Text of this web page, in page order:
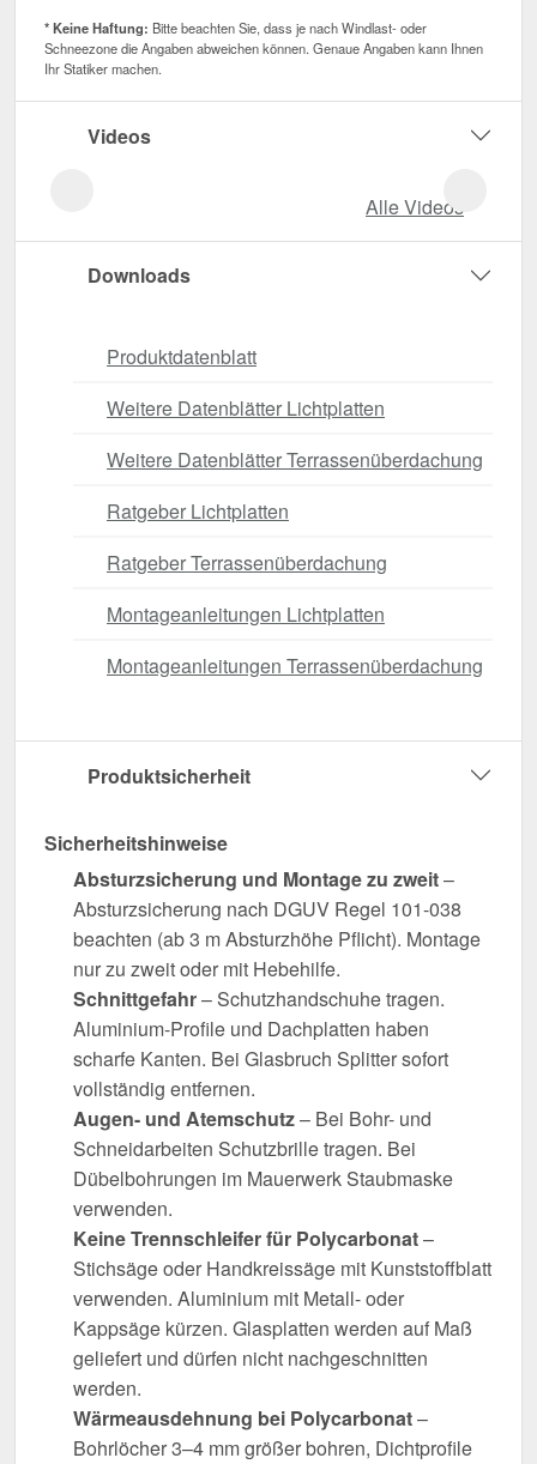
* Keine Haftung: Bitte beachten Sie, dass je nach Windlast- oder
Schneezone die Angaben abweichen können. Genaue Angaben kann Ihnen
Ihr Statiker machen.
Videos
Alle Videos
Downloads
Produktdatenblatt
Weitere Datenblätter Lichtplatten
Weitere Datenblätter Terrassenüberdachung
Ratgeber Lichtplatten
Ratgeber Terrassenüberdachung
Montageanleitungen Lichtplatten
Montageanleitungen Terrassenüberdachung
Produktsicherheit
Sicherheitshinweise
Absturzsicherung und Montage zu zweit–
Absturzsicherung nach DGUV Regel 101-038
beachten (ab 3 m Absturzhöhe Pflicht). Montage
nur zu zweit oder mit Hebehilfe.
Schnittgefahr– Schutzhandschuhe tragen.
Aluminium-Profile und Dachplatten haben
scharfe Kanten. Bei Glasbruch Splitter sofort
vollständig entfernen.
Augen- und Atemschutz– Bei Bohr- und
Schneidarbeiten Schutzbrille tragen. Bei
Dübelbohrungen im Mauerwerk Staubmaske
verwenden.
Keine Trennschleifer für Polycarbonat–
Stichsäge oder Handkreissäge mit Kunststoffblatt
verwenden. Aluminium mit Metall- oder
Kappsäge kürzen. Glasplatten werden auf Maß
geliefert und dürfen nicht nachgeschnitten
werden.
Wärmeausdehnung bei Polycarbonat–
Bohrlöcher 3–4 mm größer bohren, Dichtprofile